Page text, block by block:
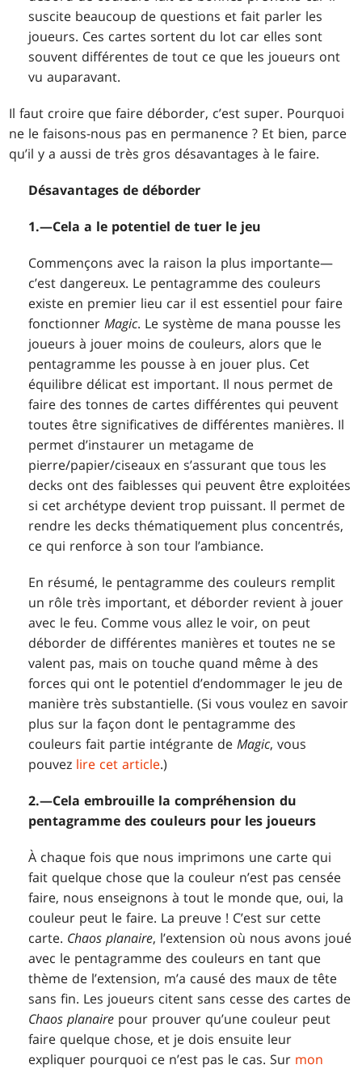
suscite beaucoup de questions et fait parler les
joueurs. Ces cartes sortent du lot car elles sont
souvent différentes de tout ce que les joueurs ont
vu auparavant.
Il faut croire que faire déborder, c’est super. Pourquoi
ne le faisons-nous pas en permanence ? Et bien, parce
qu’il y a aussi de très gros désavantages à le faire.
Désavantages de déborder
1.—Cela a le potentiel de tuer le jeu
Commençons avec la raison la plus importante—
c’est dangereux. Le pentagramme des couleurs
existe en premier lieu car il est essentiel pour faire
fonctionnerMagic. Le système de mana pousse les
joueurs à jouer moins de couleurs, alors que le
pentagramme les pousse à en jouer plus. Cet
équilibre délicat est important. Il nous permet de
faire des tonnes de cartes différentes qui peuvent
toutes être significatives de différentes manières. Il
permet d’instaurer un metagame de
pierre/papier/ciseaux en s’assurant que tous les
decks ont des faiblesses qui peuvent être exploitées
si cet archétype devient trop puissant. Il permet de
rendre les decks thématiquement plus concentrés,
ce qui renforce à son tour l’ambiance.
En résumé, le pentagramme des couleurs remplit
un rôle très important, et déborder revient à jouer
avec le feu. Comme vous allez le voir, on peut
déborder de différentes manières et toutes ne se
valent pas, mais on touche quand même à des
forces qui ont le potentiel d’endommager le jeu de
manière très substantielle. (Si vous voulez en savoir
plus sur la façon dont le pentagramme des
couleurs fait partie intégrante deMagic, vous
pouvez lire cet article.)
2.—Cela embrouille la compréhension du
pentagramme des couleurs pour les joueurs
À chaque fois que nous imprimons une carte qui
fait quelque chose que la couleur n’est pas censée
faire, nous enseignons à tout le monde que, oui, la
couleur peut le faire. La preuve ! C’est sur cette
carte. Chaos planaire, l’extension où nous avons joué
avec le pentagramme des couleurs en tant que
thème de l’extension, m’a causé des maux de tête
sans fin. Les joueurs citent sans cesse des cartes de
Chaos planaire pour prouver qu’une couleur peut
faire quelque chose, et je dois ensuite leur
expliquer pourquoi ce n’est pas le cas. Sur mon